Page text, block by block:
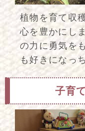
植物を育て収
心を豊かにし
の力に勇気を
も好きになっ
子育